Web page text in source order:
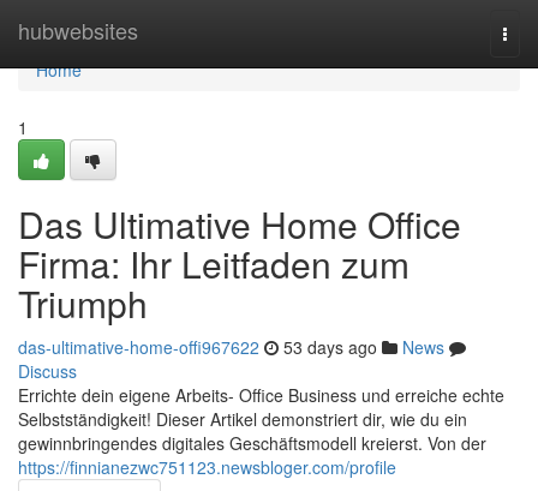
hubwebsites
Home
Home
1
Das Ultimative Home Office
Firma: Ihr Leitfaden zum
Triumph
das-ultimative-home-offi967622 53 days ago
News
Discuss
Errichte dein eigene Arbeits- Office Business und erreiche echte
Selbstständigkeit! Dieser Artikel demonstriert dir, wie du ein
gewinnbringendes digitales Geschäftsmodell kreierst. Von der
https://finnianezwc751123.newsbloger.com/profile